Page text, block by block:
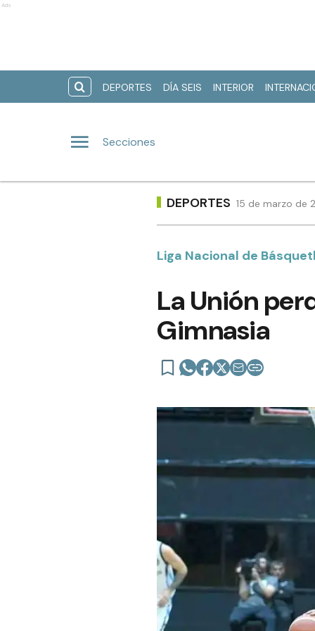
Ads
DEPORTES DÍA SEIS INTERIOR
Secciones
DEPORTES 15 de marzo de
Liga Nacional de
La Unión
Gimnasia